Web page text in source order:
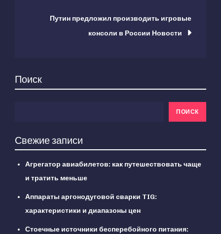
записям
Путин предложил производить игровые
консоли в России Новости
Поиск
ПОИСК
Свежие записи
Агрегатор авиабилетов: как путешествовать чаще
и тратить меньше
Аппараты аргонодуговой сварки TIG:
характеристики и диапазоны цен
Стоечные источники бесперебойного питания: